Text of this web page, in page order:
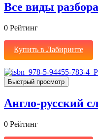
Все виды
0 Рейтинг
Купить в Лабиринте
Быстрый просмотр
Англо-русский
0 Рейтинг